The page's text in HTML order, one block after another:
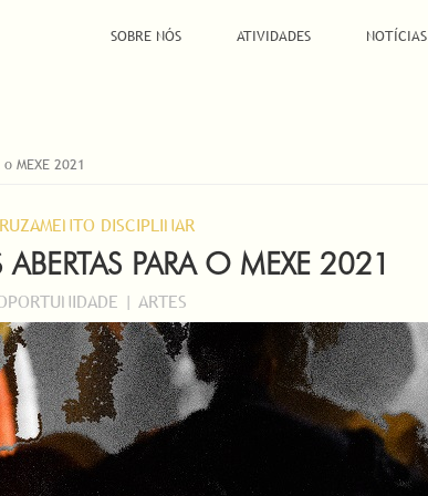
SOBRE NÓS ATIVIDADES NOTÍCIAS
MEXE 2021
DISCIPLINAR
PARA O MEXE 2021
| ARTES